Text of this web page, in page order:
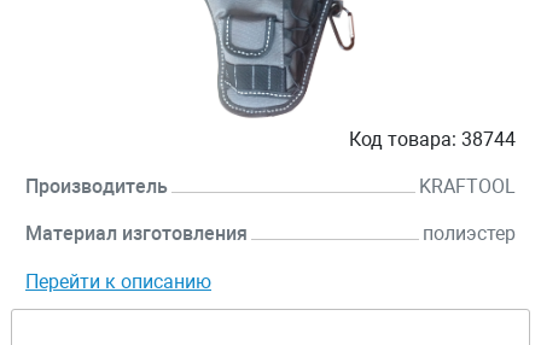
Код товара: 38744
Производитель KRAFTOOL
Материал изготовления полиэстер
Перейти к описанию